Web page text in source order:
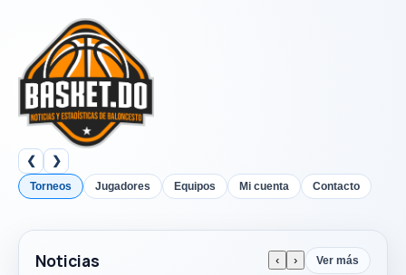
❮ ❯
Torneos Jugadores Equipos Mi cuenta Contacto
Noticias ‹ › Ver más